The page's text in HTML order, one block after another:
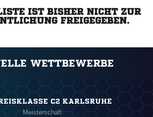
IST BISHER NICHT ZUR
FREIGEGEBEN.
WETTBEWERBE
C2 KARLSRUHE
Meisterschaft